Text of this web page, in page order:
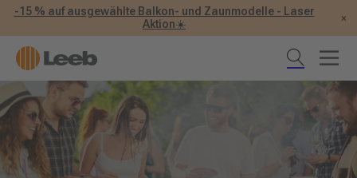
-15 % auf ausgewählte Balkon- und Zaunmodelle - Laser
Aktion☀️
×